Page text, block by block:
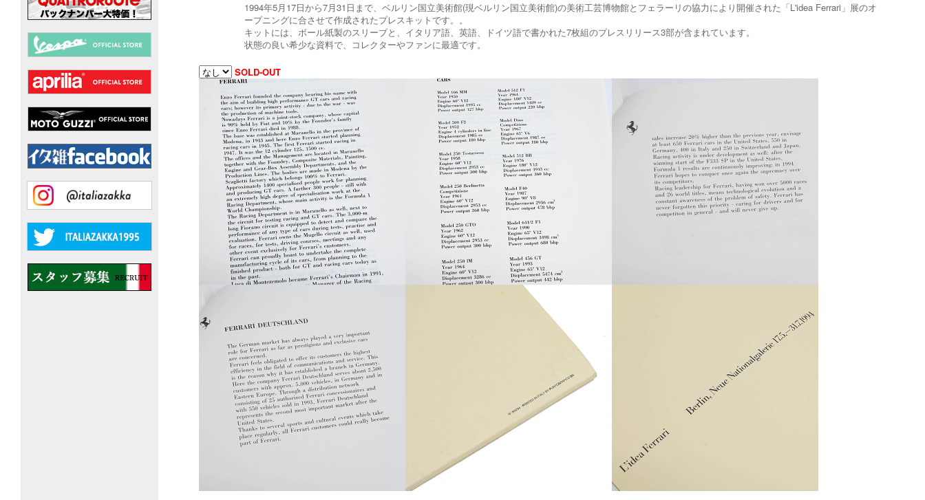
1994年5月17日から7月31日まで、ベルリン国立美術館(現ベルリン国立美術館)の美術工芸博物館とフェラーリの協力により開催された「L'idea Ferrari」展のオ
ープニングに合させて作成されたプレスキットです。。
キットには、ボール紙製のスリーブと、イタリア語、英語、ドイツ語で書かれた7枚組のプレスリリース3部が含まれています。
状態の良い希少な資料で、コレクターやファンに最適です。
SOLD-OUT